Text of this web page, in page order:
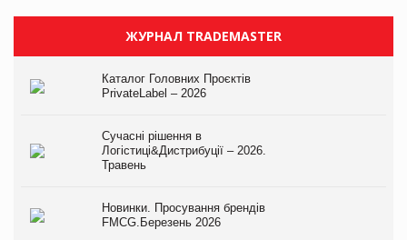
ЖУРНАЛ TRADEMASTER
Каталог Головних Проєктів
PrivateLabel – 2026
Сучасні рішення в
Логістиці&Дистрибуції – 2026.
Травень
Новинки. Просування брендів
FMCG.Березень 2026